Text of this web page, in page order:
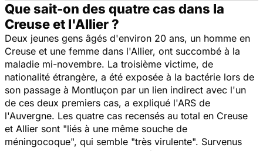
Que sait-on des quatre cas dans la
Creuse et l'Allier ?
Deux jeunes gens âgés d'environ 20 ans, un homme en
Creuse et une femme dans l'Allier, ont succombé à la
maladie mi-novembre. La troisième victime, de
nationalité étrangère, a été exposée à la bactérie lors de
son passage à Montluçon par un lien indirect avec l'un
de ces deux premiers cas, a expliqué l'ARS de
l'Auvergne. Les quatre cas recensés au total en Creuse
et Allier sont "liés à une même souche de
méningocoque", qui semble "très virulente". Survenus